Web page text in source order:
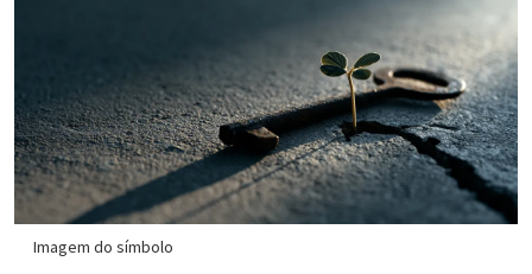
Imagem do símbolo